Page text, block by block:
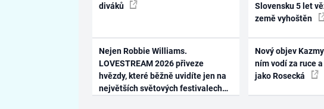
diváků
Nejen Robbie Williams.
LOVESTREAM 2026 přiveze
hvězdy, které běžně uvidíte jen na
největších světových festivalech
Slovensku 5 let
země vyhoštěn
Nový objev
ním vodí za ruce
jako Rosecká